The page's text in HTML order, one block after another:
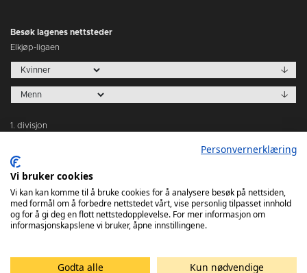
Besøk lagenes nettsteder
Elkjøp-ligaen
1. divisjon
Tabeller
Personvernerklæring
Vi bruker cookies
Vi kan kan komme til å bruke cookies for å analysere besøk på nettsiden,
med formål om å forbedre nettstedet vårt, vise personlig tilpasset innhold
og for å gi deg en flott nettstedopplevelse. For mer informasjon om
informasjonskapslene vi bruker, åpne innstillingene.
Godta alle Kun nødvendige